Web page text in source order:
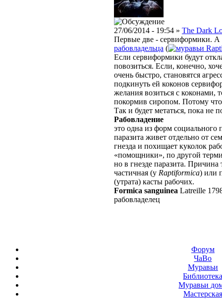
27/06/2014 - 19:54 » The Dark
Первые две - сервиформики. А
рабовладельца (
Если сервиформики будут
повозиться. Если, конечно,
очень быстро, становятся
подкинуть ей коконов
желания возиться с коконами,
покормив сиропом. Потому
Так и будет метаться, пока не
Рабовладение
это одна из форм социального
паразита живет отдельно от
гнезда и похищает куколок
«помощники», по другой
но в гнезде паразита.
частичная (у Raptiformica) или
(утрата) касты рабочих.
Formica sanguinea Latreille
рабовладелец
Форум
ЧаВо
Муравьи
Муравьи
Мастерская